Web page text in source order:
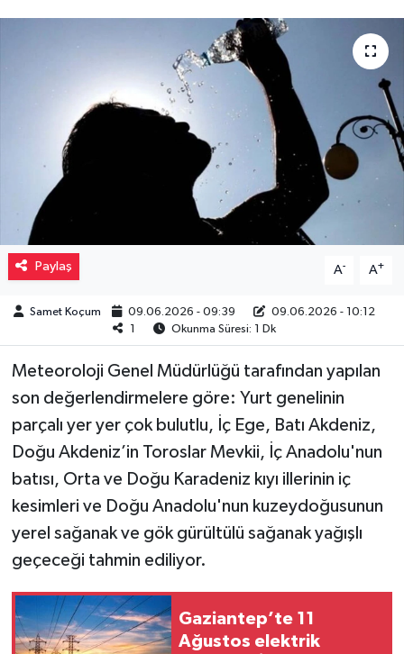
Paylaş A- A+
Samet Koçum 09.06.2026 - 09:39
09.06.2026 - 10:12
1
Okunma Süresi: 1 Dk
Meteoroloji Genel Müdürlüğü tarafından yapılan
son değerlendirmelere göre: Yurt genelinin
parçalı yer yer çok bulutlu, İç Ege, Batı Akdeniz,
Doğu Akdeniz’in Toroslar Mevkii, İç Anadolu'nun
batısı, Orta ve Doğu Karadeniz kıyı illerinin iç
kesimleri ve Doğu Anadolu'nun kuzeydoğusunun
yerel sağanak ve gök gürültülü sağanak yağışlı
geçeceği tahmin ediliyor.
Gaziantep’te 11
Ağustos elektrik
Piyasa
Resmi İlanlar
Sağlık
Teknoloji
Türkiye
Video Haber
Yaşam
Yeme-İçme
Yemek